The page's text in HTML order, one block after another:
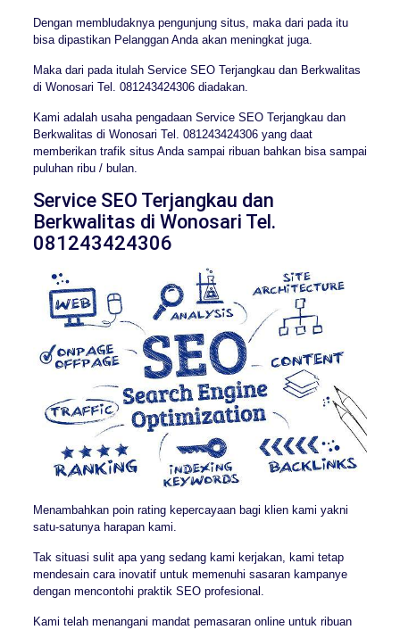
Dengan membludaknya pengunjung situs, maka dari pada itu
bisa dipastikan Pelanggan Anda akan meningkat juga.
Maka dari pada itulah Service SEO Terjangkau dan Berkwalitas
di Wonosari Tel. 081243424306 diadakan.
Kami adalah usaha pengadaan Service SEO Terjangkau dan
Berkwalitas di Wonosari Tel. 081243424306 yang daat
memberikan trafik situs Anda sampai ribuan bahkan bisa sampai
puluhan ribu / bulan.
Service SEO Terjangkau dan
Berkwalitas di Wonosari Tel.
081243424306
Menambahkan poin rating kepercayaan bagi klien kami yakni
satu-satunya harapan kami.
Tak situasi sulit apa yang sedang kami kerjakan, kami tetap
mendesain cara inovatif untuk memenuhi sasaran kampanye
dengan mencontohi praktik SEO profesional.
Kami telah menangani mandat pemasaran online untuk ribuan